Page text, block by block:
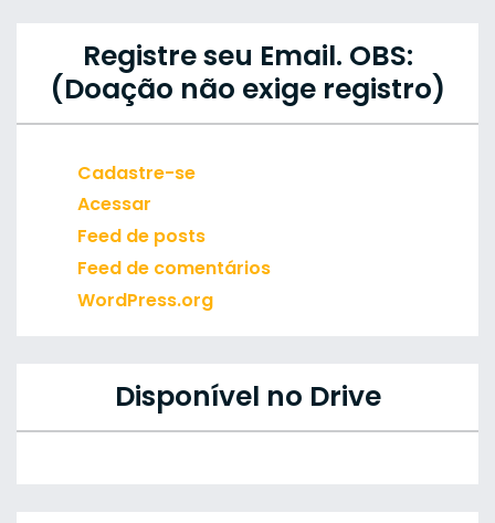
Registre seu Email. OBS:
(Doação não exige registro)
Cadastre-se
Acessar
Feed de posts
Feed de comentários
WordPress.org
Disponível no Drive